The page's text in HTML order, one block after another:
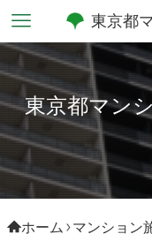
東京都
東京都マン
ホーム マンション